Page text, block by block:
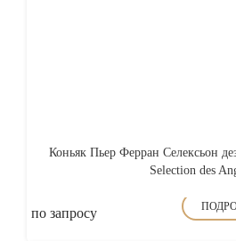
Коньяк Пьер Ферран Селексьон
Selection des
по запросу